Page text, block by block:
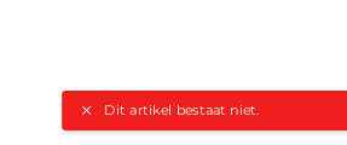
Dit artikel bestaat niet.